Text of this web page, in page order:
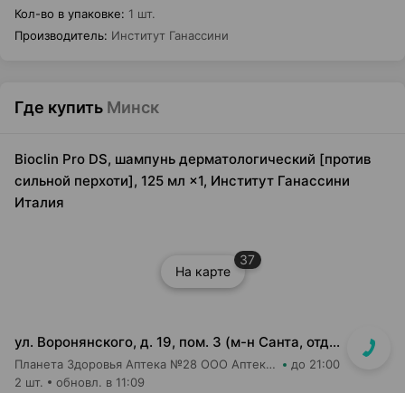
Кол-во в упаковке: 1 шт.
Производитель: Институт Ганассини
Где купить Минск
Bioclin Pro DS, шампунь дерматологический [против
сильной перхоти], 125 мл ×1, Институт Ганассини
Италия
На карте
37
ул. Воронянского, д. 19, пом. 3 (м-н Санта, отдельный вход)
Планета Здоровья Аптека №28 ООО Аптека №9 до 21:00
2 шт. обновл. в 11:09